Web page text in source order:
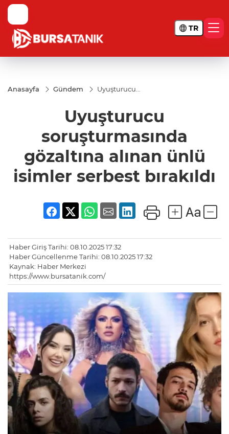
TR
Anasayfa Gündem
Uyuşturucu
ünlü isimler
serbest bırakıldı
Uyuşturucu
soruşturmasında
gözaltına alınan ünlü
isimler serbest bırakıldı
Haber Giriş Tarihi: 08.10.2025 17:32
Haber Güncellenme Tarihi: 08.10.2025 17:32
Kaynak: Haber Merkezi
https://www.bursatanik.com/